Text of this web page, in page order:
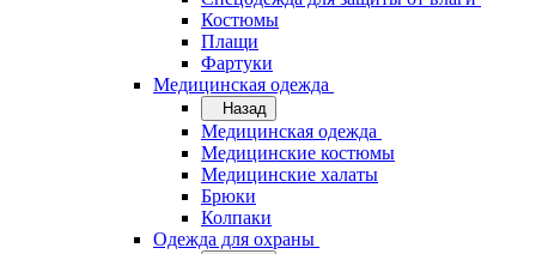
Костюмы
Плащи
Фартуки
Медицинская одежда
Назад
Медицинская одежда
Медицинские костюмы
Медицинские халаты
Брюки
Колпаки
Одежда для охраны